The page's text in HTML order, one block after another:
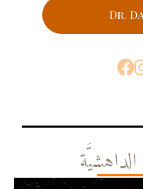
Dr.